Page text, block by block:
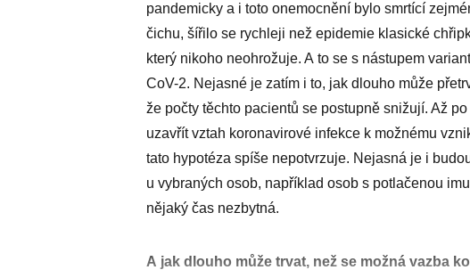
pandemicky a i toto onemocnění bylo smrtící
čichu, šířilo se rychleji než epidemie klasické
který nikoho neohrožuje. A to se s nástupem
CoV-2. Nejasné je zatím i to, jak dlouho může
že počty těchto pacientů se postupně snižují. Až
uzavřít vztah koronavirové infekce k možnému
tato hypotéza spíše nepotvrzuje. Nejasná je i
u vybraných osob, například osob s potlačenou
nějaký čas nezbytná.
A jak dlouho může trvat, než se možná vazba